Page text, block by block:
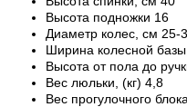
Высота подножки 16
Диаметр колес, см 25-
Ширина колесной
Высота от пола до
Вес люльки, (кг) 4,8
Вес прогулочного